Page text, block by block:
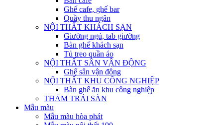
Ghế cafe, ghế bar
Quầy thu ngân
NỘI THẤT KHÁCH SẠN
Giường ngủ, tab giường
Bàn ghế khách sạn
Tủ treo quần áo
NỘI THẤT SÂN VẬN ĐỘNG
Ghế sân vận động
NỘI THẤT KHU CÔNG NGHIỆP
Bàn ghế ăn khu công nghiệp
THẢM TRẢI SÀN
Mẫu màu
Mẫu màu hòa phát